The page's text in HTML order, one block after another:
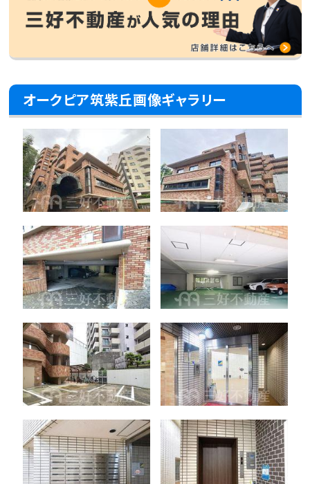
オークピア筑紫丘画像ギャラリー